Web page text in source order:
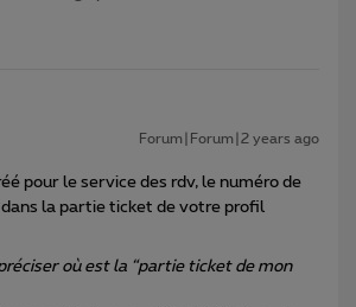
Forum|Forum|2 years ago
pour le service des rdv, le numéro de
la partie ticket de votre profil
où est la “partie ticket de mon